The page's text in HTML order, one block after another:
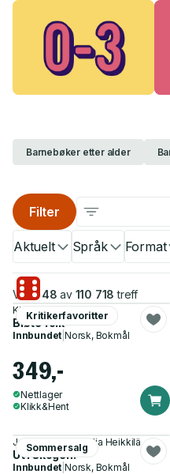
Barnebøker etter alder
Aktuelt Språk Format
Filter
Viser 48 av 110 718 treff
Kritikerfavoritter
Kjersti Synneva Moen
Bløte folk
Innbundet |Norsk, Bokmål
349,-
Nettlager
Klikk&Hent
Sommersalg
Julia Wiberg, Cecilia Heikkilä
Ut i skogen!
Innbundet |Norsk, Bokmål